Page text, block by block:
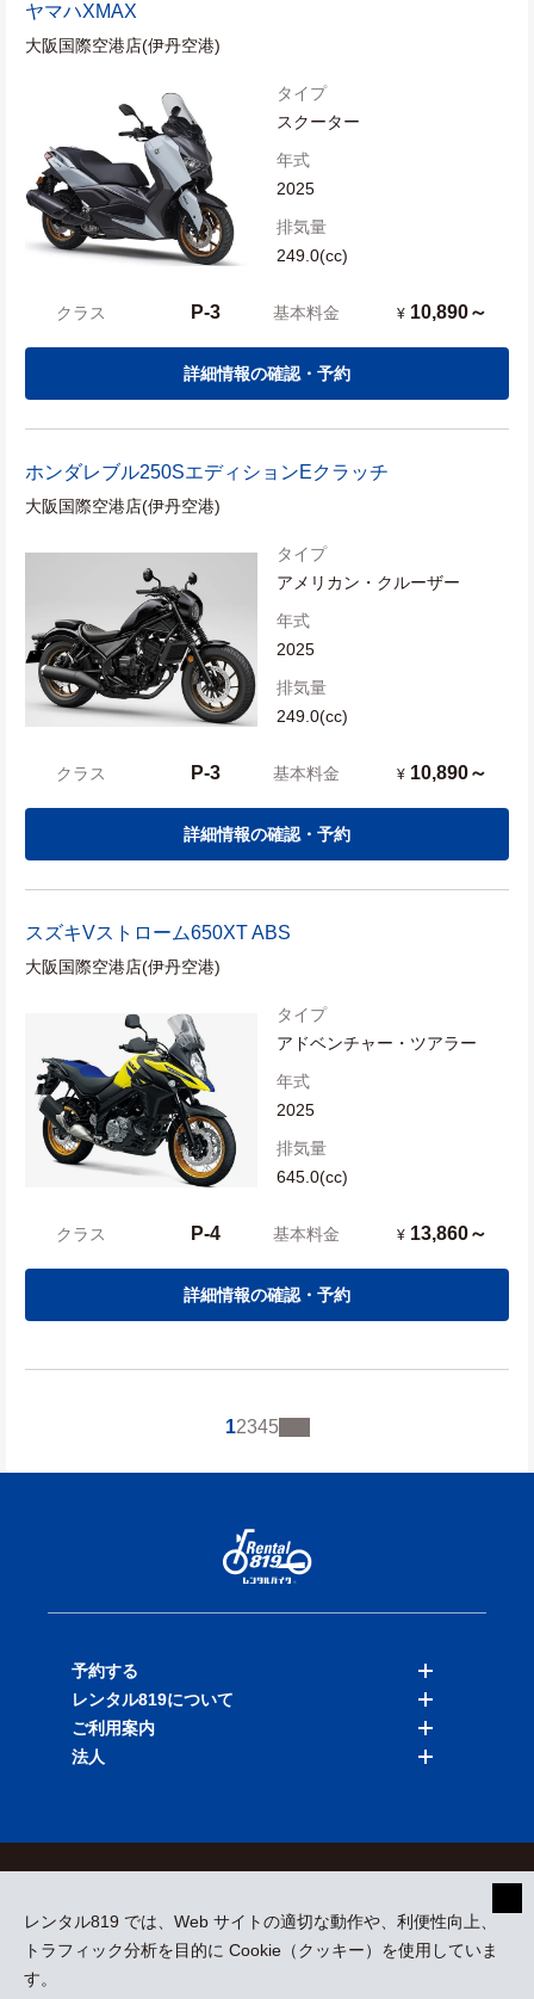
ヤマハXMAX
大阪国際空港店(伊丹空港)
タイプ
スクーター
年式
2025
排気量
249.0(cc)
クラス P-3 基本料金 ¥ 10,890～
詳細情報の確認・予約
ホンダレブル250SエディションEクラッチ
大阪国際空港店(伊丹空港)
タイプ
アメリカン・クルーザー
年式
2025
排気量
249.0(cc)
クラス P-3 基本料金 ¥ 10,890～
詳細情報の確認・予約
スズキVストローム650XT ABS
大阪国際空港店(伊丹空港)
タイプ
アドベンチャー・ツアラー
年式
2025
排気量
645.0(cc)
クラス P-4 基本料金 ¥ 13,860～
詳細情報の確認・予約
12345
レンタル819 では、Web サイトの適切な動作や、利便性向上、
トラフィック分析を目的に Cookie（クッキー）を使用していま
す。
予約する
バイクを探す
店舗を探す
レンタル819について
料金表
ご利用案内
法人
採用情報
プレスリリース